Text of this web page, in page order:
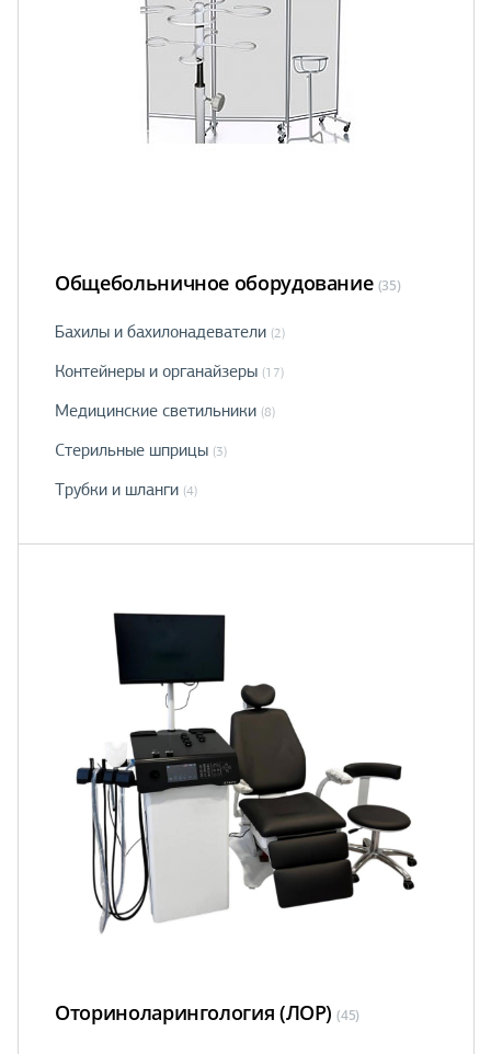
Общебольничное оборудование (35)
Бахилы и бахилонадеватели (2)
Контейнеры и органайзеры (17)
Медицинские светильники (8)
Стерильные шприцы (3)
Трубки и шланги (4)
Оториноларингология (ЛОР) (45)